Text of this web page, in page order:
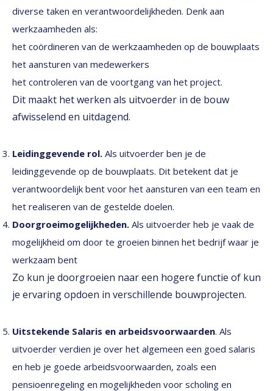
diverse taken en verantwoordelijkheden. Denk aan
werkzaamheden als:
het coördineren van de werkzaamheden op de bouwplaats
het aansturen van medewerkers
het controleren van de voortgang van het project.
Dit maakt het werken als uitvoerder in de bouw
afwisselend en uitdagend.
Leidinggevende rol. Als uitvoerder ben je de
leidinggevende op de bouwplaats. Dit betekent dat je
verantwoordelijk bent voor het aansturen van een team en
het realiseren van de gestelde doelen.
Doorgroeimogelijkheden. Als uitvoerder heb je vaak de
mogelijkheid om door te groeien binnen het bedrijf waar je
werkzaam bent
Zo kun je doorgroeien naar een hogere functie of kun
je ervaring opdoen in verschillende bouwprojecten.
Uitstekende Salaris en arbeidsvoorwaarden. Als
uitvoerder verdien je over het algemeen een goed salaris
en heb je goede arbeidsvoorwaarden, zoals een
pensioenregeling en mogelijkheden voor scholing en